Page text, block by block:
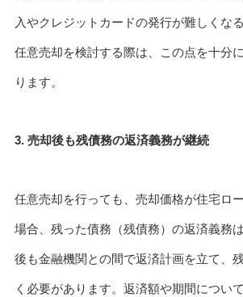
入やクレジットカードの発行が難しくな
任意売却を検討する際は、この点を十分
ります。
3. 売却後も残債務の返済義務が継続
任意売却を行っても、売却価格が住宅ロ
場合、残った債務（残債務）の返済義務
後も金融機関との間で返済計画を立て、
く必要があります。返済額や期間につい